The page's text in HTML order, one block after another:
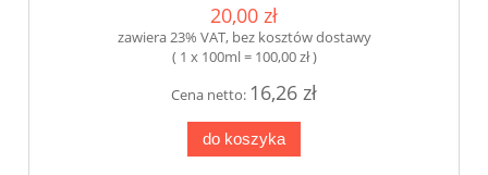
20,00 zł
zawiera 23% VAT, bez kosztów dostawy
( 1 x 100ml = 100,00 zł )
Cena netto: 16,26 zł
do koszyka